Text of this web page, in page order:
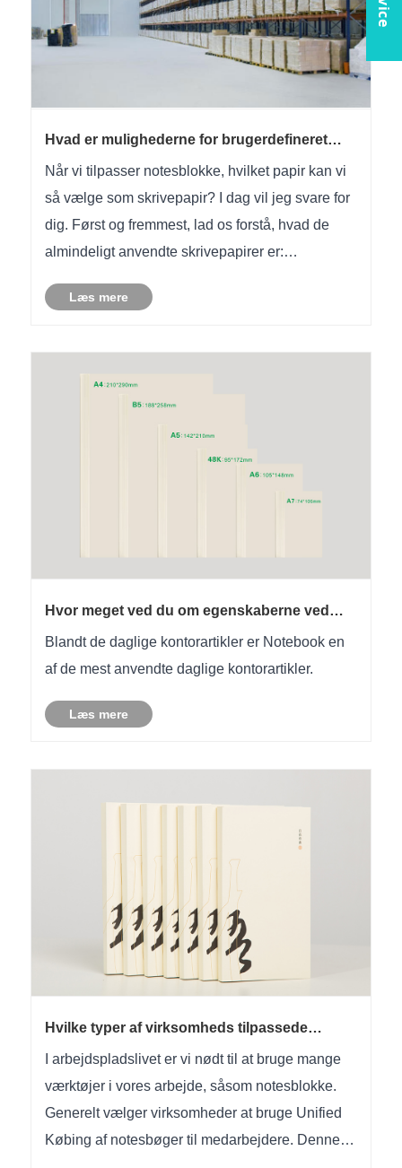
Hvad er mulighederne for brugerdefineret
Når vi tilpasser notesblokke, hvilket papir kan vi
så vælge som skrivepapir? I dag vil jeg svare for
dig. Først og fremmest, lad os forstå, hvad de
almindeligt anvendte skrivepapirer er:
miljøvenligt papir, stenpapir osv. Dette er vores
Læs mere
Hvor meget ved du om egenskaberne ved
ofte bruges i notebook -
udskrivningsstørrelser?
Blandt de daglige kontorartikler er Notebook en
af ​​de mest anvendte daglige kontorartikler.
Læs mere
Hvilke typer af virksomheds tilpassede
I arbejdspladslivet er vi nødt til at bruge mange
værktøjer i vores arbejde, såsom notesblokke.
Generelt vælger virksomheder at bruge Unified
Købing af notesbøger til medarbejdere. Denne